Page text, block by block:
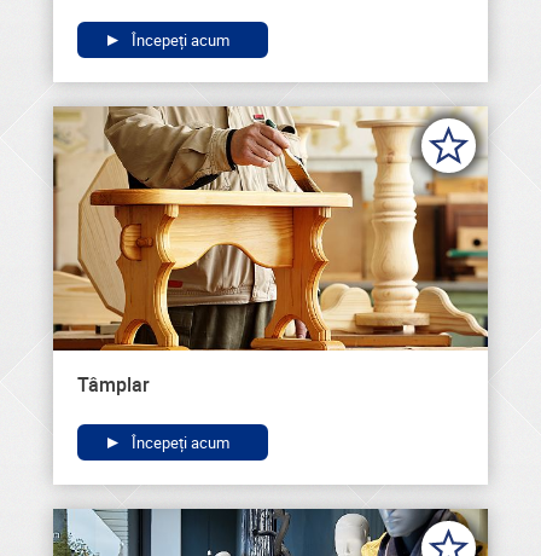
Începeți acum
Tâmplar
Începeți acum